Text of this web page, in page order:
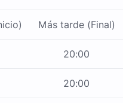
Más tarde (Final)
20:00
20:00